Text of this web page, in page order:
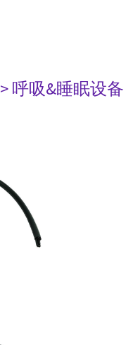
> 呼吸&睡眠设备